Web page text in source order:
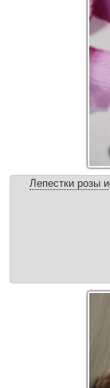
Лепестки розы